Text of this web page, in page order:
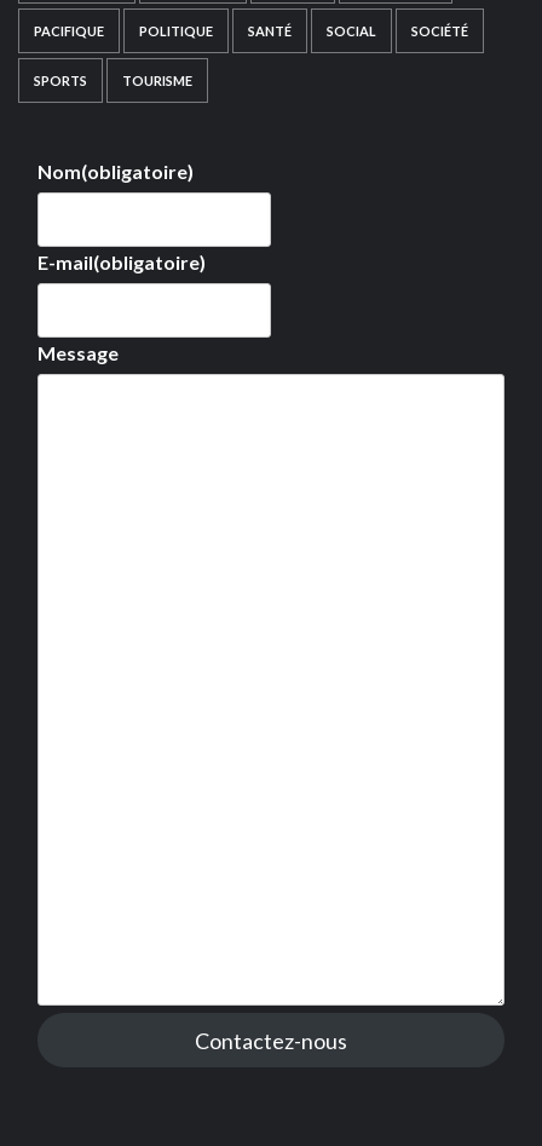
PACIFIQUE POLITIQUE SANTÉ SOCIAL SOCIÉTÉ
SPORTS TOURISME
Nom(obligatoire)
E-mail(obligatoire)
Message
Contactez-nous